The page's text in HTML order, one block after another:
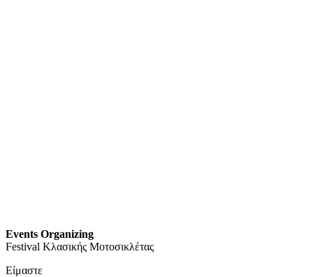
Events Organizing
Festival Κλασικής Μοτοσικλέτας
Είμαστε